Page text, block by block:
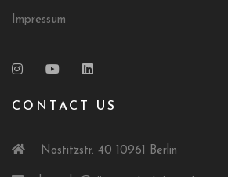
Impressum
CONTACT US
Nostitzstr. 40 10961 Berlin